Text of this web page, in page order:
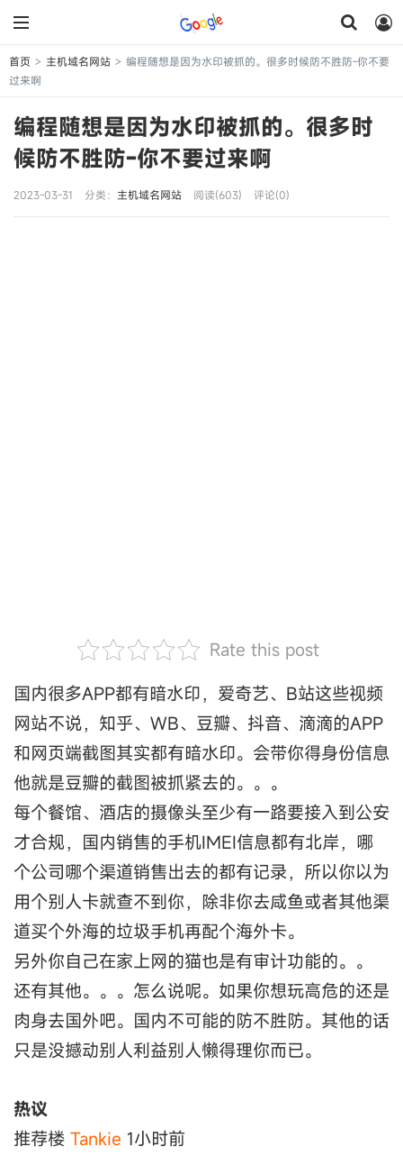
首页 > 主机域名网站 > 编程随想是因为水印被抓的。很多时候防不胜防-你不要
过来啊
编程随想是因为水印被抓的。很多时
候防不胜防-你不要过来啊
2023-03-31 分类： 主机域名网站 阅读(603) 评论(0)
Rate this post
国内很多APP都有暗水印，爱奇艺、B站这些视频
网站不说，知乎、WB、豆瓣、抖音、滴滴的APP
和网页端截图其实都有暗水印。会带你得身份信息
他就是豆瓣的截图被抓紧去的。。。
每个餐馆、酒店的摄像头至少有一路要接入到公安
才合规，国内销售的手机IMEI信息都有北岸，哪
个公司哪个渠道销售出去的都有记录，所以你以为
用个别人卡就查不到你，除非你去咸鱼或者其他渠
道买个外海的垃圾手机再配个海外卡。
另外你自己在家上网的猫也是有审计功能的。。
还有其他。。。怎么说呢。如果你想玩高危的还是
肉身去国外吧。国内不可能的防不胜防。其他的话
只是没撼动别人利益别人懒得理你而已。
热议
推荐楼 Tankie 1小时前